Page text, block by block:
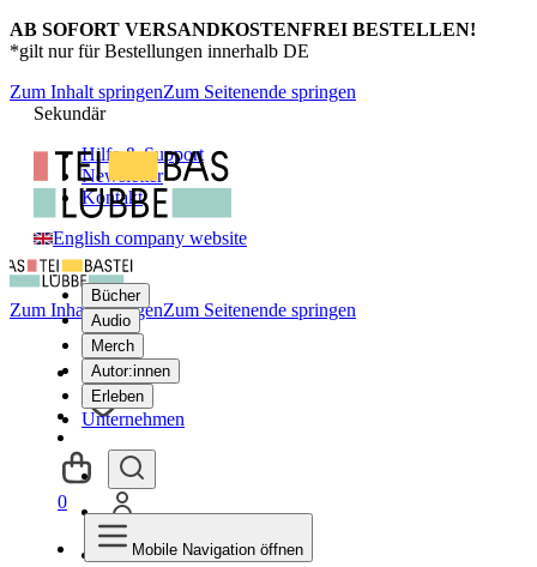
AB SOFORT VERSANDKOSTENFREI BESTELLEN!
*gilt nur für Bestellungen innerhalb DE
Zum Inhalt springenZum Seitenende springen
Sekundär
Hilfe & Support
Newsletter
Kontakt
English company website
Bücher
Audio
Merch
Autor:innen
Erleben
Unternehmen
Zum Inhalt springenZum Seitenende springen
0
Mobile Navigation öffnen